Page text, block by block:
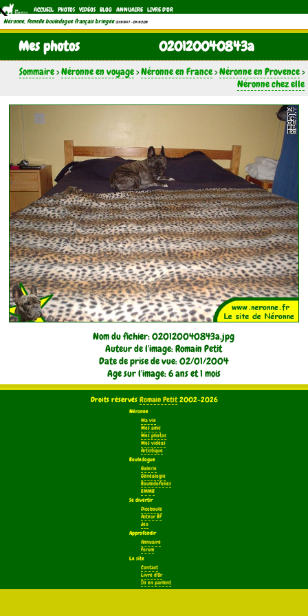
ACCUEIL PHOTOS VIDÉOS BLOG ANNUAIRE LIVRE D'OR
Néronne, femelle bouledogue français bringée (21/11/1997 - 04/11/2011)
Mes photos 020120040843a
Sommaire>Néronne en voyage>Néronne en France>Néronne en Provence>
Néronne chez elle
Nom du fichier: 020120040843a.jpg
Auteur de l'image: Romain Petit
Date de prise de vue: 02/01/2004
Age sur l'image: 6 ans et 1 mois
Droits réservés Romain Petit2002-2026
Néronne
Ma vie
Mes amis
Mes photos
Mes vidéos
Artistique
Bouledogue
Galerie
Généalogie
Bouledofolies
EMMB
Se divertir
Dicoboule
Acteur BF
Jeu
Approfondir
Annuaire
Forum
Le site
Contact
Livre d'Or
Ils en parlent